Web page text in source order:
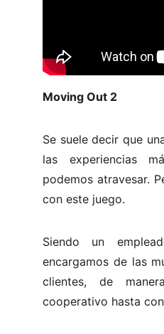
Moving Out 2
Se suele decir que
las experiencias
podemos atravesar.
con este juego.
Siendo un
encargamos de las
clientes, de
cooperativo hasta